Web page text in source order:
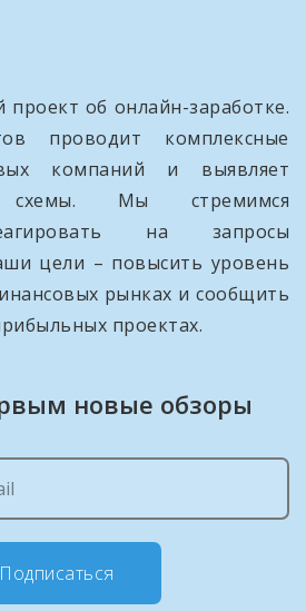
проект об онлайн-заработке.
проводит комплексные
компаний и выявляет
схемы. Мы стремимся
на запросы
цели – повысить уровень
рынках и сообщить
проектах.
новые обзоры
Подписаться